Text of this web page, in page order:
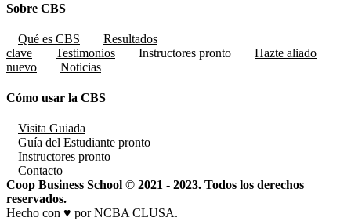
Sobre CBS
Qué es CBS
Resultados
clave
Testimonios Instructores pronto
Hazte aliado
nuevo
Noticias
Cómo usar la CBS
Visita Guiada
Guía del Estudiante pronto
Instructores pronto
Contacto
Coop Business School © 2021 - 2023. Todos los derechos
reservados.
Hecho con ♥ por NCBA CLUSA.